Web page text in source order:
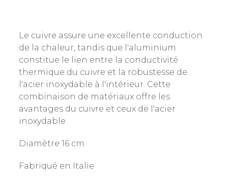
Le cuivre assure une excellente conduction
de la chaleur, tandis que l'aluminium
constitue le lien entre la conductivité
thermique du cuivre et la robustesse de
l'acier inoxydable à l'intérieur. Cette
combinaison de matériaux offre les
avantages du cuivre et ceux de l'acier
inoxydable.
Diamètre 16 cm
Fabriqué en Italie